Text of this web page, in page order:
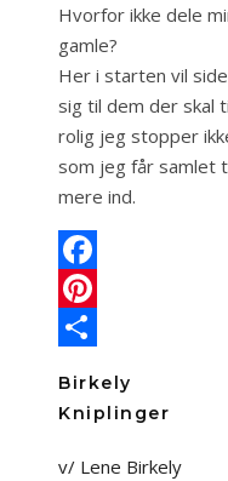
Hvorfor ikke dele
gamle?
Her i starten vil
sig til dem der skal
rolig jeg stopper
som jeg får samlet
mere ind.
Facebook
Pinterest
Birkely
Kniplinger
v/ Lene Birkely